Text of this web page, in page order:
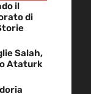
il
di
Salah,
Ataturk